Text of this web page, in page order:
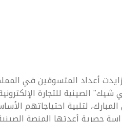
أعداد المتسوقين في
الصينية للتجارة
لتلبية احتياجاتهم